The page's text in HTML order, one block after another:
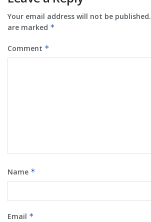
Your email address will not be published.
are marked *
Comment *
Name *
Email *